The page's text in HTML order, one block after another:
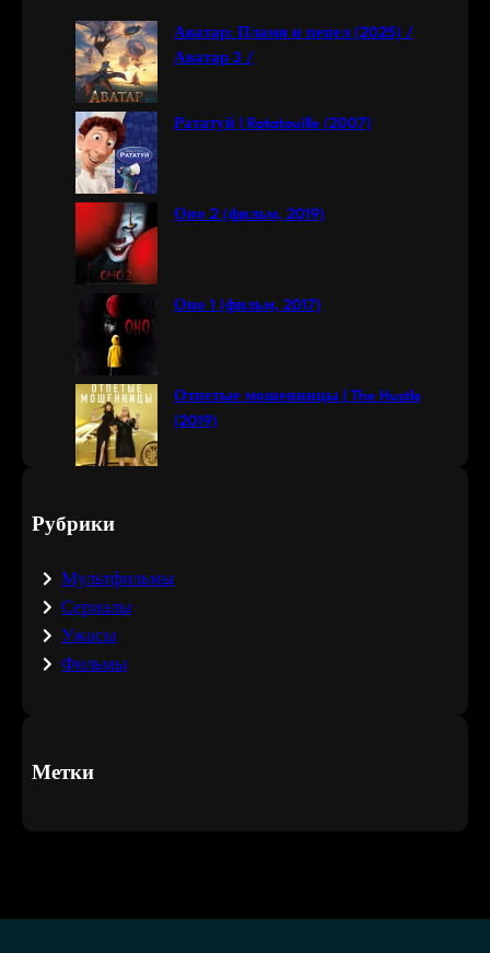
Аватар: Пламя и пепел (2025) /
Аватар 3 /
Рататуй | Ratatouille (2007)
Оно 2 (фильм, 2019)
Оно 1 (фильм, 2017)
Отпетые мошенницы | The Hustle
(2019)
Рубрики
Мультфильмы
Сериалы
Ужасы
Фильмы
Метки